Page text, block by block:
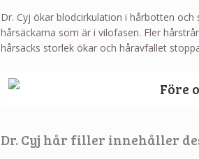
Dr. Cyj ökar blodcirkulation i hårbotten
hårsäckarna som är i vilofasen. Fler
hårsäcks storlek ökar och håravfallet
Dr. Cyj hår filler innehåller